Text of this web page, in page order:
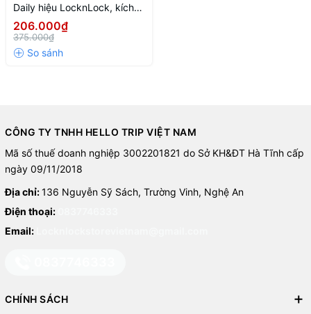
Daily hiệu LocknLock, kích
thước 20cm-NTL-CN-6-
STS-Single-DAILY
206.000₫
375.000₫
CÔNG TY TNHH HELLO TRIP VIỆT NAM
Mã số thuế doanh nghiệp 3002201821 do Sở KH&ĐT Hà Tĩnh cấp
ngày 09/11/2018
Địa chỉ:136 Nguyễn Sỹ Sách, Trường Vinh, Nghệ An
Điện thoại:
Email:
CHÍNH SÁCH